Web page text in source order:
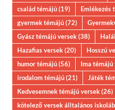
család témájú(19) Emlékezés
gyermek témájú(72)
Gyász témájú versek(38)
Hazafias versek(20) Hosszú
humor témájú(56) Ima témájú
irodalom témájú(21) Játék
Kedvesemnek témájú versek(26)
kötelező versek álltalános